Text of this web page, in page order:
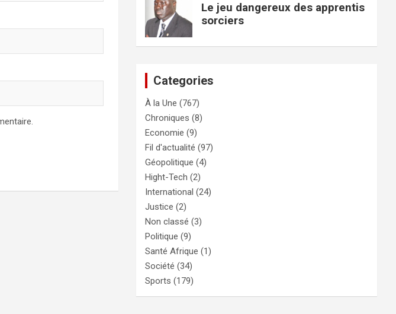
Le jeu dangereux des apprentis
sorciers
Categories
À la Une (767)
Chroniques (8)
Economie (9)
Fil d'actualité (97)
Géopolitique (4)
Hight-Tech (2)
International (24)
Justice (2)
Non classé (3)
Politique (9)
Santé Afrique (1)
Société (34)
Sports (179)